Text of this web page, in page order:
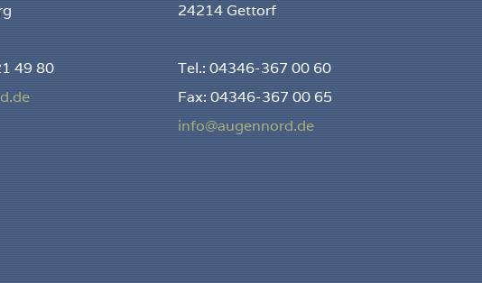
49 80
24214 Gettorf
Tel.: 04346-367 00 60
Fax: 04346-367 00 65
info@augennord.de